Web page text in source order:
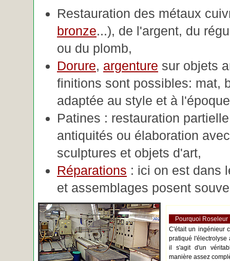
Restauration des métaux
bronze...), de l'argent, du
ou du plomb,
Dorure, argenture sur objets
finitions sont possibles: mat,
adaptée au style et à
Patines : restauration
antiquités ou élaboration
sculptures et objets d'art,
Réparations : ici on est dans
et assemblages posent
Pourquoi Roseleur
C'était un ingénieur
pratiqué l'électrolyse
il s'agit d'un
manière assez